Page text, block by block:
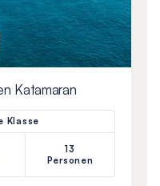
Katamaran
Klasse
13
Personen